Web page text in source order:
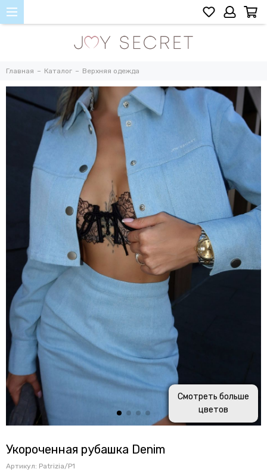
Главная Каталог Верхняя одежда
Смотреть больше
цветов
Укороченная рубашка Denim
Артикул: Patrizia/P1